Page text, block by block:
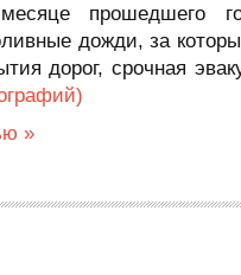
прошедшего
дожди, за
дорог, срочная
»